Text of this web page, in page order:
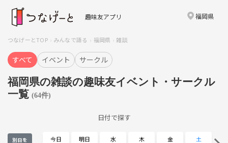
趣味友アプリ 福岡県
つなげーとTOP みんなで語る 福岡県 雑談
すべて イベント サークル
福岡県の雑談の趣味友イベント・サークル
一覧 (64件)
日付で探す
別日を
今日 明日 水 木 金 土